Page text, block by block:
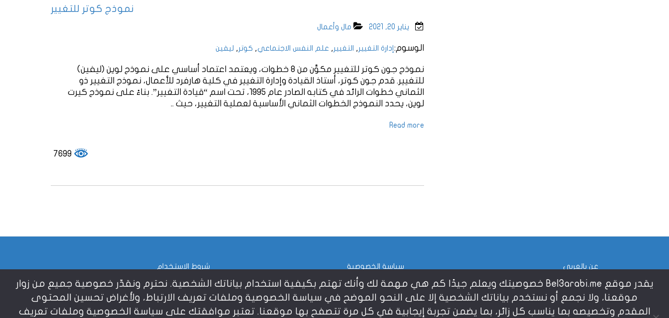
نموذج كوتر للتغيير
يناير 20, 2021 مال وأعمال
الوسوم: إدارة التغيير, التغيير, علم النفس الاجتماعي, كوتر, ليفين
نموذج جون كوتر للتغيير مكوَّن من 8 خطوات، ويعتمد اعتماد أساسي على نموذج لوين (ليفين)
للتغيير. قدم جون كوتر، أستاذ القيادة وإدارة التغيير في كلية هارفرد للأعمال، نموذج التغيير ذو
الثماني خطوات الرائد في كتابه الصادر عام 1995، تحت اسم “قيادة التغيير”. بناءً على نموذج كيرت
لوين، يحدد النموذج الخطوات الثماني الأساسية لعملية التغيير، حيث ..
Read more
شروط الاستخدام سياسة الخصوصية عن بالعربي
يقدر موقع Bel3arabi.me خصوصيتك ويعلم جيدًا كم هي مهمة لك وأنك تهتم بكيفية استخدام بياناتك الشخصية. نحترم ونقدّر خصوصية جميع من زوار
موقعنا، ولا نجمع أو نستخدم بياناتك الشخصية إلا على النحو الموضح في سياسة الخصوصية وملفات تعريف الارتباط، ولأغراض تحسين المحتوى
المقدم وتخصيصه بما يناسب كل زائر، بما يضمن تجربة إيجابية في كل مرة تتصفح بها موقعنا. تعتبر موافقتك على سياسة الخصوصية وملفات تعريف